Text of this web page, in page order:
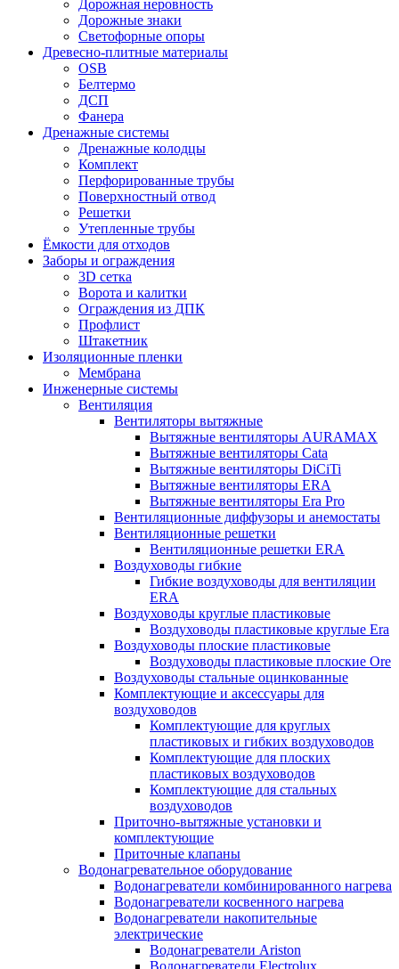
Дорожная неровность
Дорожные знаки
Светофорные опоры
Древесно-плитные материалы
OSB
Белтермо
ДСП
Фанера
Дренажные системы
Дренажные колодцы
Комплект
Перфорированные трубы
Поверхностный отвод
Решетки
Утепленные трубы
Ёмкости для отходов
Заборы и ограждения
3D сетка
Ворота и калитки
Ограждения из ДПК
Профлист
Штакетник
Изоляционные пленки
Мембрана
Инженерные системы
Вентиляция
Вентиляторы вытяжные
Вытяжные вентиляторы AURAMAX
Вытяжные вентиляторы Cata
Вытяжные вентиляторы DiCiTi
Вытяжные вентиляторы ERA
Вытяжные вентиляторы Era Pro
Вентиляционные диффузоры и анемостаты
Вентиляционные решетки
Вентиляционные решетки ERA
Воздуховоды гибкие
Гибкие воздуховоды для вентиляции
ERA
Воздуховоды круглые пластиковые
Воздуховоды пластиковые круглые Era
Воздуховоды плоские пластиковые
Воздуховоды пластиковые плоские Ore
Воздуховоды стальные оцинкованные
Комплектующие и аксессуары для
воздуховодов
Комплектующие для круглых
пластиковых и гибких воздуховодов
Комплектующие для плоских
пластиковых воздуховодов
Комплектующие для стальных
воздуховодов
Приточно-вытяжные установки и
комплектующие
Приточные клапаны
Водонагревательное оборудование
Водонагреватели комбинированного нагрева
Водонагреватели косвенного нагрева
Водонагреватели накопительные
электрические
Водонагреватели Ariston